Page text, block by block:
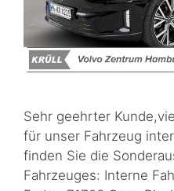
Sehr geehrter
für unser Fahrzeug
finden Sie die
Fahrzeuges: Interne